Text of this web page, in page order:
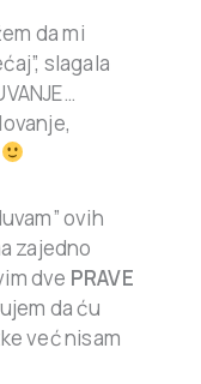
da mi
slagala
ovih
zajedno
dve PRAVE
da ću
već nisam